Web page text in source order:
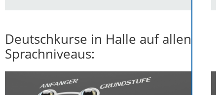
Deutschkurse in Halle auf allen
Sprachniveaus: